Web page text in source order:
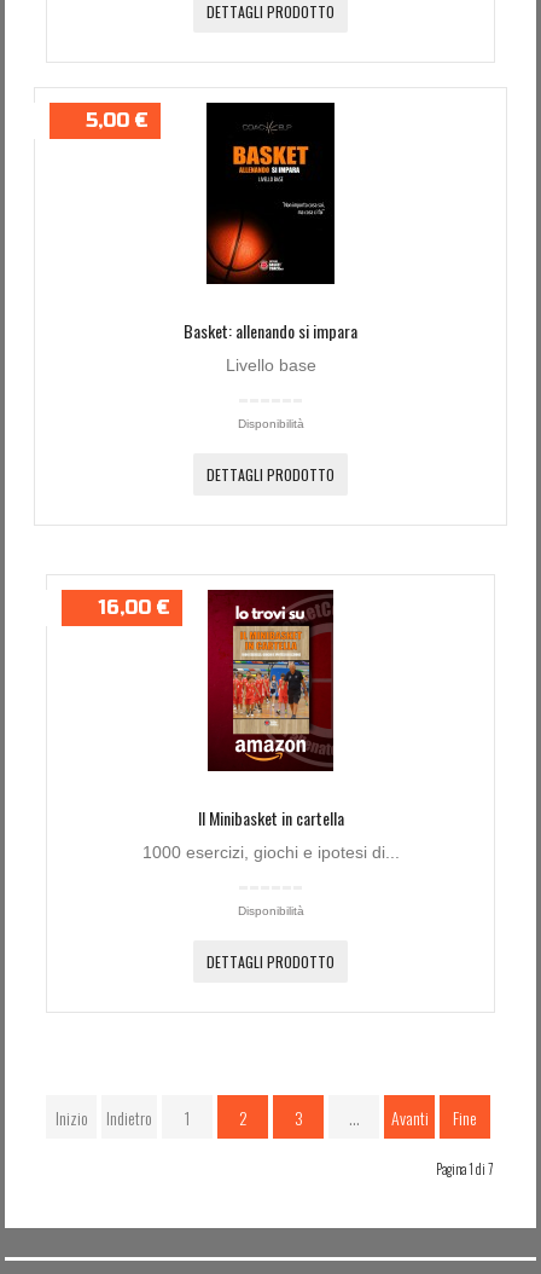
DETTAGLI PRODOTTO
5,00 €
Basket: allenando si impara
Livello base
Disponibilità
DETTAGLI PRODOTTO
16,00 €
Il Minibasket in cartella
1000 esercizi, giochi e ipotesi di...
Disponibilità
DETTAGLI PRODOTTO
Inizio Indietro 1 2 3 … Avanti Fine
Pagina 1 di 7